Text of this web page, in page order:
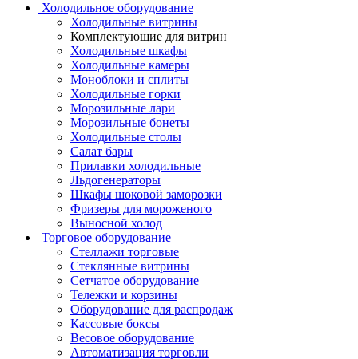
Холодильное оборудование
Холодильные витрины
Комплектующие для витрин
Холодильные шкафы
Холодильные камеры
Моноблоки и сплиты
Холодильные горки
Морозильные лари
Морозильные бонеты
Холодильные столы
Салат бары
Прилавки холодильные
Льдогенераторы
Шкафы шоковой заморозки
Фризеры для мороженого
Выносной холод
Торговое оборудование
Стеллажи торговые
Стеклянные витрины
Сетчатое оборудование
Тележки и корзины
Оборудование для распродаж
Кассовые боксы
Весовое оборудование
Автоматизация торговли